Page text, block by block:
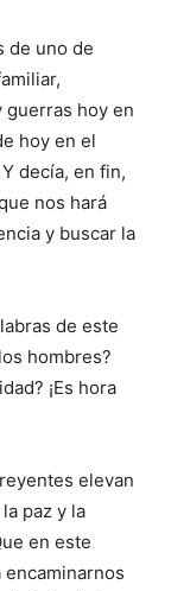
de uno de
guerras hoy en
hoy en el
decía, en fin,
nos hará
y buscar la
de este
hombres?
¡Es hora
elevan
paz y la
en este